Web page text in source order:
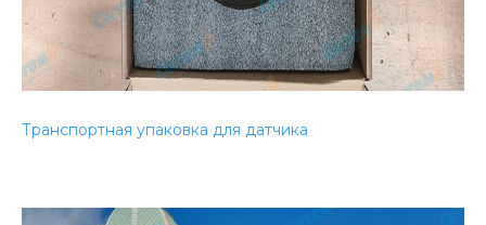
Транспортная упаковка для датчика